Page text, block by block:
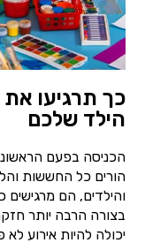
כך תרגיעו
הילד שלכם
הכניסה בפעם
הורים כל החששות
והילדים, הם
בצורה הרבה יותר
יכולה להיות אירוע